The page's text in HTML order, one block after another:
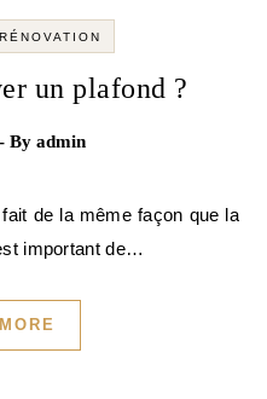
un plafond ?
- By admin
important de…